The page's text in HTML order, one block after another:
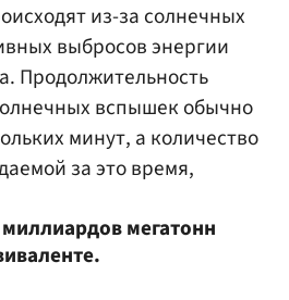
из-за солнечных
выбросов энергии
Продолжительность
вспышек обычно
минут, а количество
за это время,
мегатонн